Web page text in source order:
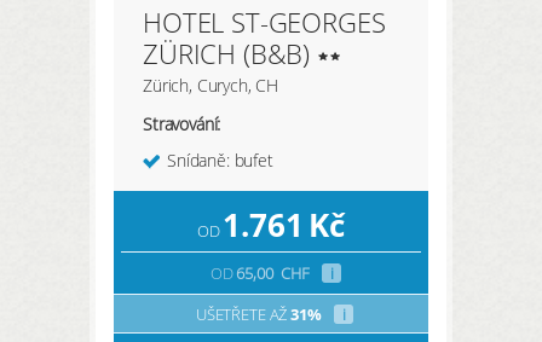
PŘIHLÁSIT
HOTEL ST-GEORGES
ZÜRICH (B&B)
Zürich, Curych, CH
Stravování:
Snídaně: bufet
OD1.761 Kč
OD65,00 CHF
i
UŠETŘETE AŽ31% i